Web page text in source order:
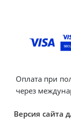
Оплата при
через
Версия сайта